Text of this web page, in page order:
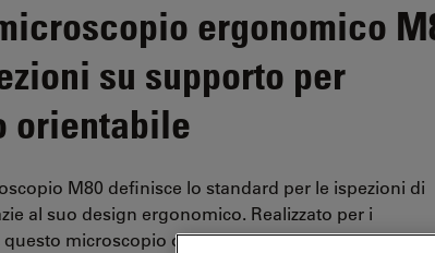
ergonomico
su supporto per
orientabile
M80 definisce lo standard per le ispezioni di
al suo design ergonomico. Realizzato per i
microscopio offre un'ottica superiore e una